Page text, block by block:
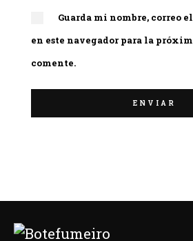
Guarda mi nombre, correo
en este navegador para la
comente.